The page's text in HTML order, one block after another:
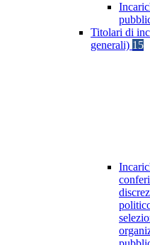
Titolari di
generali) 15